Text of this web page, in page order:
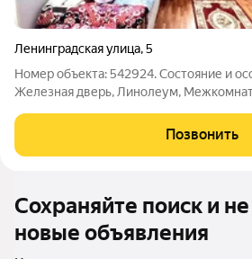
Ленинградская улица,5
Номер объекта: 542924. Состояние и
Железная дверь, Линолеум,
двухкомнатная квартира,
проживания районе солнечная, теплая,
Позвонить
Сохраняйте поиск и
новые объявления